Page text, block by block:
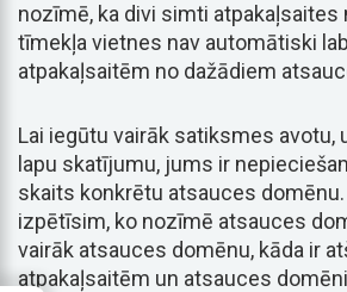
nozīmē, ka divi simti atpakaļsaites
tīmekļa vietnes nav automātiski
atpakaļsaitēm no dažādiem
Lai iegūtu vairāk satiksmes avotu,
lapu skatījumu, jums ir
skaits konkrētu atsauces
izpētīsim, ko nozīmē atsauces
vairāk atsauces domēnu, kāda ir
atpakaļsaitēm un atsauces